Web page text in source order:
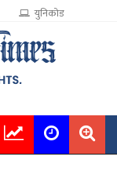
युनिकोड